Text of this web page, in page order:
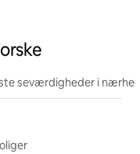
seværdigheder i